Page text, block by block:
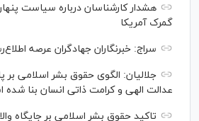
هشدار کارشناسان درباره سیاست
گمرک آمریکا
سراج: خبرنگاران جهادگران عرصه
جلالیان: الگوی حقوق بشر اسلامی بر
عدالت الهی و کرامت ذاتی انسان بنا
تاکید حقوق بشر اسلامی بر جایگاه